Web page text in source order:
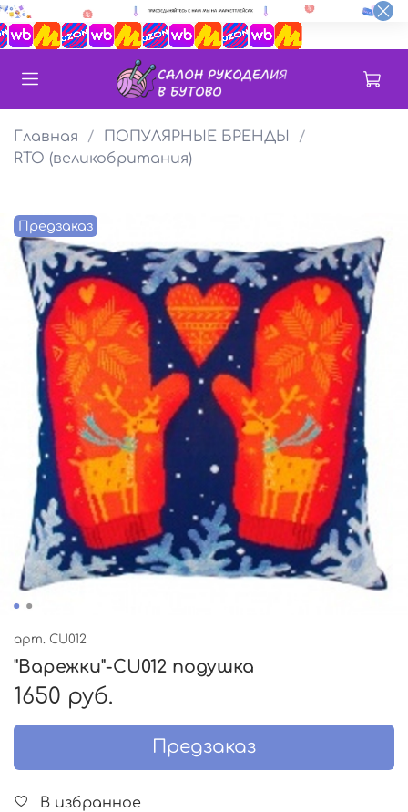
Главная
ПОПУЛЯРНЫЕ БРЕНДЫ
RTO (великобритания)
Предзаказ
арт. CU012
"Варежки"-СU012 подушка
1650 руб.
Предзаказ
В избранное